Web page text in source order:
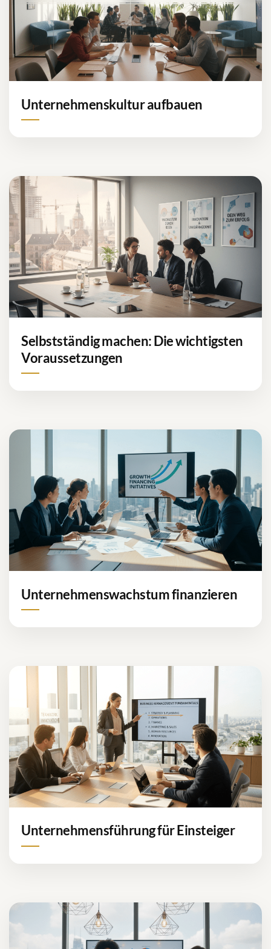
Unternehmenskultur aufbauen
Selbstständig machen: Die wichtigsten
Voraussetzungen
Unternehmenswachstum finanzieren
Unternehmensführung für Einsteiger